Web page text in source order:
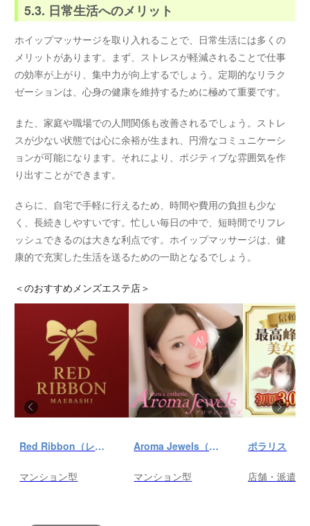
5.3. 日常生活へのメリット
ホイップマッサージを取り入れることで、日常生活には多くの
メリットがあります。まず、ストレスが軽減されることで仕事
の効率が上がり、集中力が向上するでしょう。定期的なリラク
ゼーションは、心身の健康を維持するために極めて重要です。
また、家庭や職場での人間関係も改善されるでしょう。ストレ
スが少ない状態では心に余裕が生まれ、円滑なコミュニケーシ
ョンが可能になります。それにより、ポジティブな雰囲気を作
り出すことができます。
さらに、自宅で手軽に行えるため、時間や費用の負担も少な
く、長続きしやすいです。忙しい毎日の中で、短時間でリフレ
ッシュできるのは大きな利点です。ホイップマッサージは、健
康的で充実した生活を送るための一助となるでしょう。
＜のおすすめメンズエステ店＞
Red Ribbon（レッドリボン）前橋
マンション型
Aroma Jewels（アロマ ジュエルズ）秋葉原ルーム
マンション型
ポラリス
店舗・派遣